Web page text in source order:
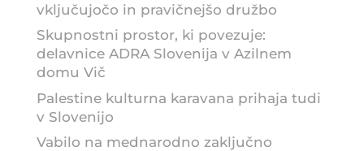
vključujočo in pravičnejšo družbo
Skupnostni prostor, ki povezuje:
delavnice ADRA Slovenija v Azilnem
domu Vič
Palestine kulturna karavana prihaja tudi
v Slovenijo
Vabilo na mednarodno zaključno